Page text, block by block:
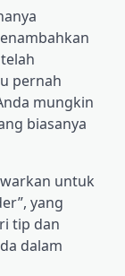
pernah
mungkin
biasanya
untuk
yang
tip dan
dalam